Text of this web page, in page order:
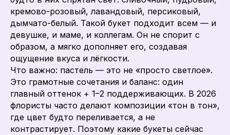
кремово-розовый, лавандовый, персиковый,
дымчато-белый. Такой букет подходит всем — и
девушке, и маме, и коллегам. Он не спорит с
образом, а мягко дополняет его, создавая
ощущение вкуса и лёгкости.
Что важно: пастель — это не «просто светлое».
Это грамотные сочетания и баланс: один
главный оттенок + 1–2 поддерживающих. В 2026
флористы часто делают композиции «тон в тон»,
где цвет будто переливается, а не
контрастирует. Поэтому какие букеты сейчас